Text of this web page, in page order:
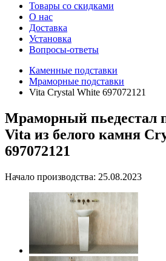
Товары со скидками
О нас
Доставка
Установка
Вопросы-ответы
Каменные подставки
Мраморные подставки
Vita Crystal White 697072121
Мраморный пьедестал
Vita из белого камня
697072121
Начало производства: 25.08.2023